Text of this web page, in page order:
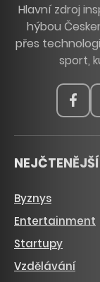
Hlavní zdroj
hýbou
přes
sport,
Byznys
Entertainment
Startupy
Vzdělávání